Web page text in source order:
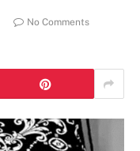
No Comments